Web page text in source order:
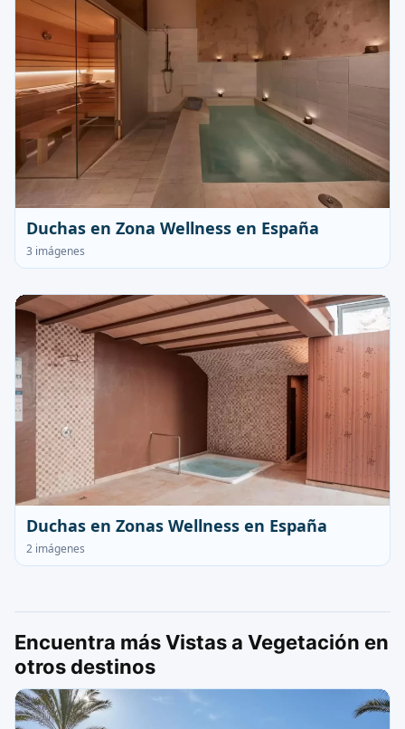
Duchas en Zona Wellness en España
3 imágenes
Duchas en Zonas Wellness en España
2 imágenes
Encuentra más Vistas a Vegetación en
otros destinos